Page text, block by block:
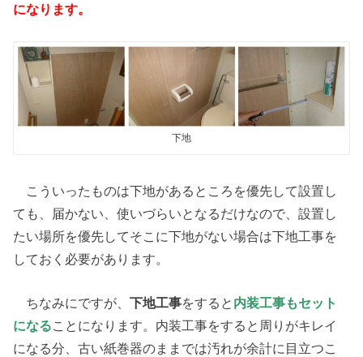
になります。
下地
こういったものは下地があるところを優先して設置し
ても、届かない、使いづらいとなるだけなので、設置し
たい場所を優先してそこに下地がない場合は下地工事を
しておく必要があります。
ちなみにですが、下地工事をすると 内装工事もセット
になることになります。内装工事をすると周りがキレイ
になる分、古い紙巻器のままでは汚れが余計に目立つこ